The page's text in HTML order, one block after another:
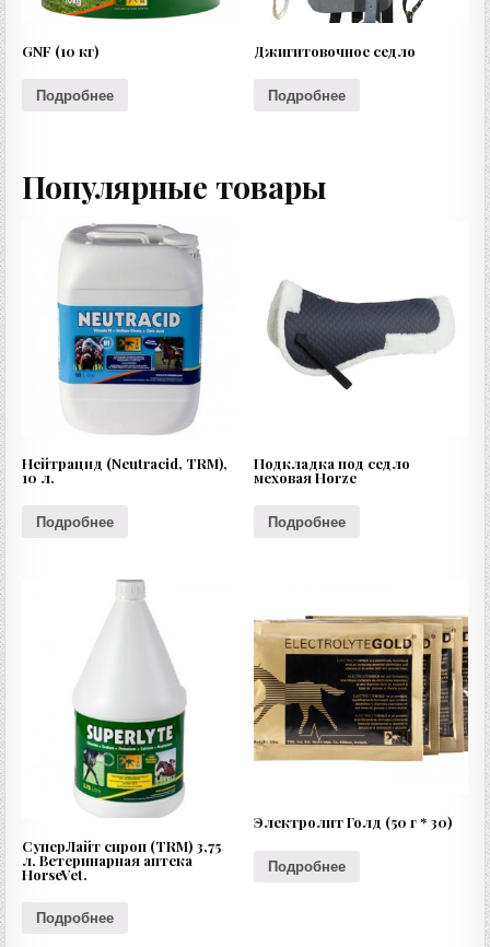
GNF (10 кг)
Подробнее
Джигитовочное седло
Подробнее
Популярные товары
Нейтрацид (Neutracid, TRM),
10 л.
Подробнее
Подкладка под седло
меховая Horze
Подробнее
СуперЛайт сироп (TRM) 3,75
л. Ветеринарная аптека
HorseVet.
Подробнее
Электролит Голд (50 г * 30)
Подробнее